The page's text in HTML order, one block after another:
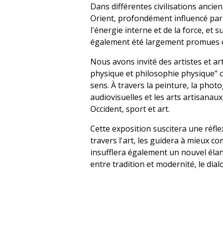
Dans différentes civilisations
Orient, profondément influencé
l'énergie interne et de la force, et
également été largement promues
Nous avons invité des artistes et
physique et philosophie physique"
sens. À travers la peinture, la
audiovisuelles et les arts
Occident, sport et art.
Cette exposition suscitera une
travers l'art, les guidera à mieux
insufflera également un nouvel
entre tradition et modernité, le